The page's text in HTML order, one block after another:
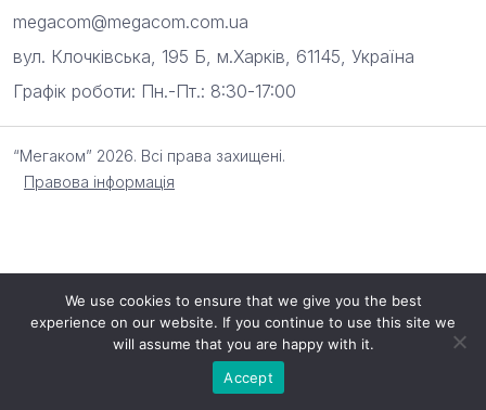
megacom@megacom.com.ua
вул. Клочківська, 195 Б, м.Харків, 61145, Україна
Графік роботи: Пн.-Пт.: 8:30-17:00
“Мегаком” 2026. Всі права захищені.
Правова інформація
We use cookies to ensure that we give you the best
experience on our website. If you continue to use this site we
will assume that you are happy with it.
Accept